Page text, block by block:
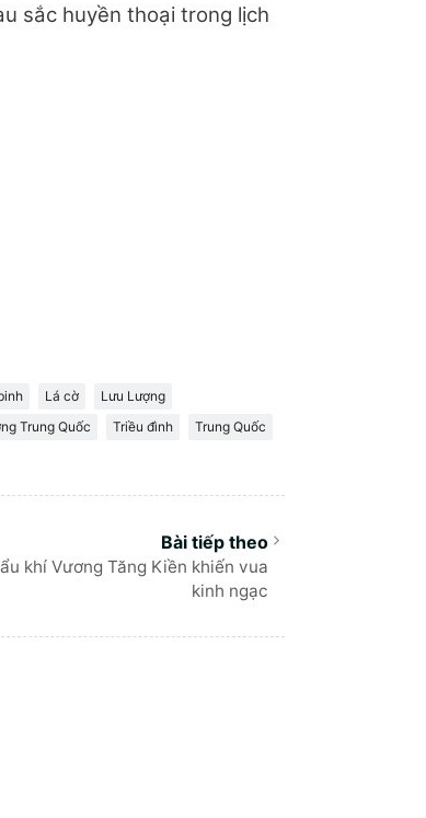
sắc huyền thoại trong lịch
Lá cờ
Lưu Lượng
Trung Quốc Triều đình
Trung Quốc
khí Vương Tăng Kiền khiến vua
kinh ngạc